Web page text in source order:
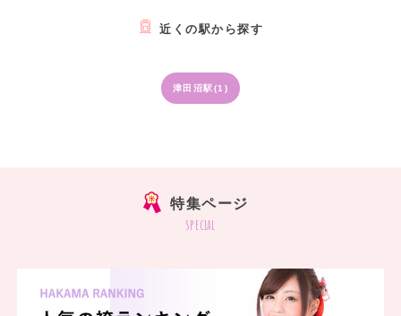
近くの駅から探す
津田沼駅(1)
特集ページ
special